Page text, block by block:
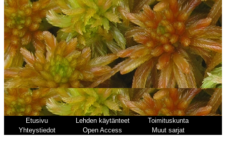
Etusivu Lehden käytänteet
Toimituskunta
Yhteystiedot
Open Access Muut sarjat